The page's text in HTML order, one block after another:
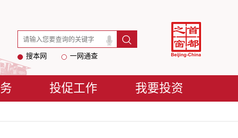
搜本网 一网通查
投促工作 我要投资